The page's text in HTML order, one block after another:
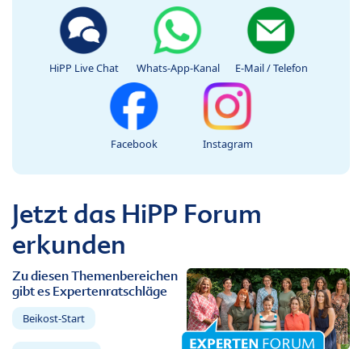
HiPP Live Chat Whats-App-Kanal E-Mail / Telefon
Facebook Instagram
Jetzt das HiPP Forum
erkunden
Zu diesen Themenbereichen
gibt es Expertenratschläge
Beikost-Start